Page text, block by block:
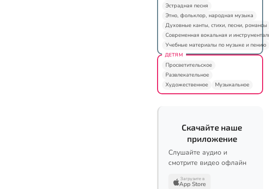
Эстрадная песня
Этно, фольклор, народная музыка
Духовные канты, стихи, песни, романсы
Современная вокальная и
Учебные материалы по музыке и пению
ДЕТЯМ
Просветительское
Развлекательное
Художественное
Музыкальное
Скачайте наше
приложение
Слушайте аудио и
смотрите видео офлайн
Загрузите в
App Store